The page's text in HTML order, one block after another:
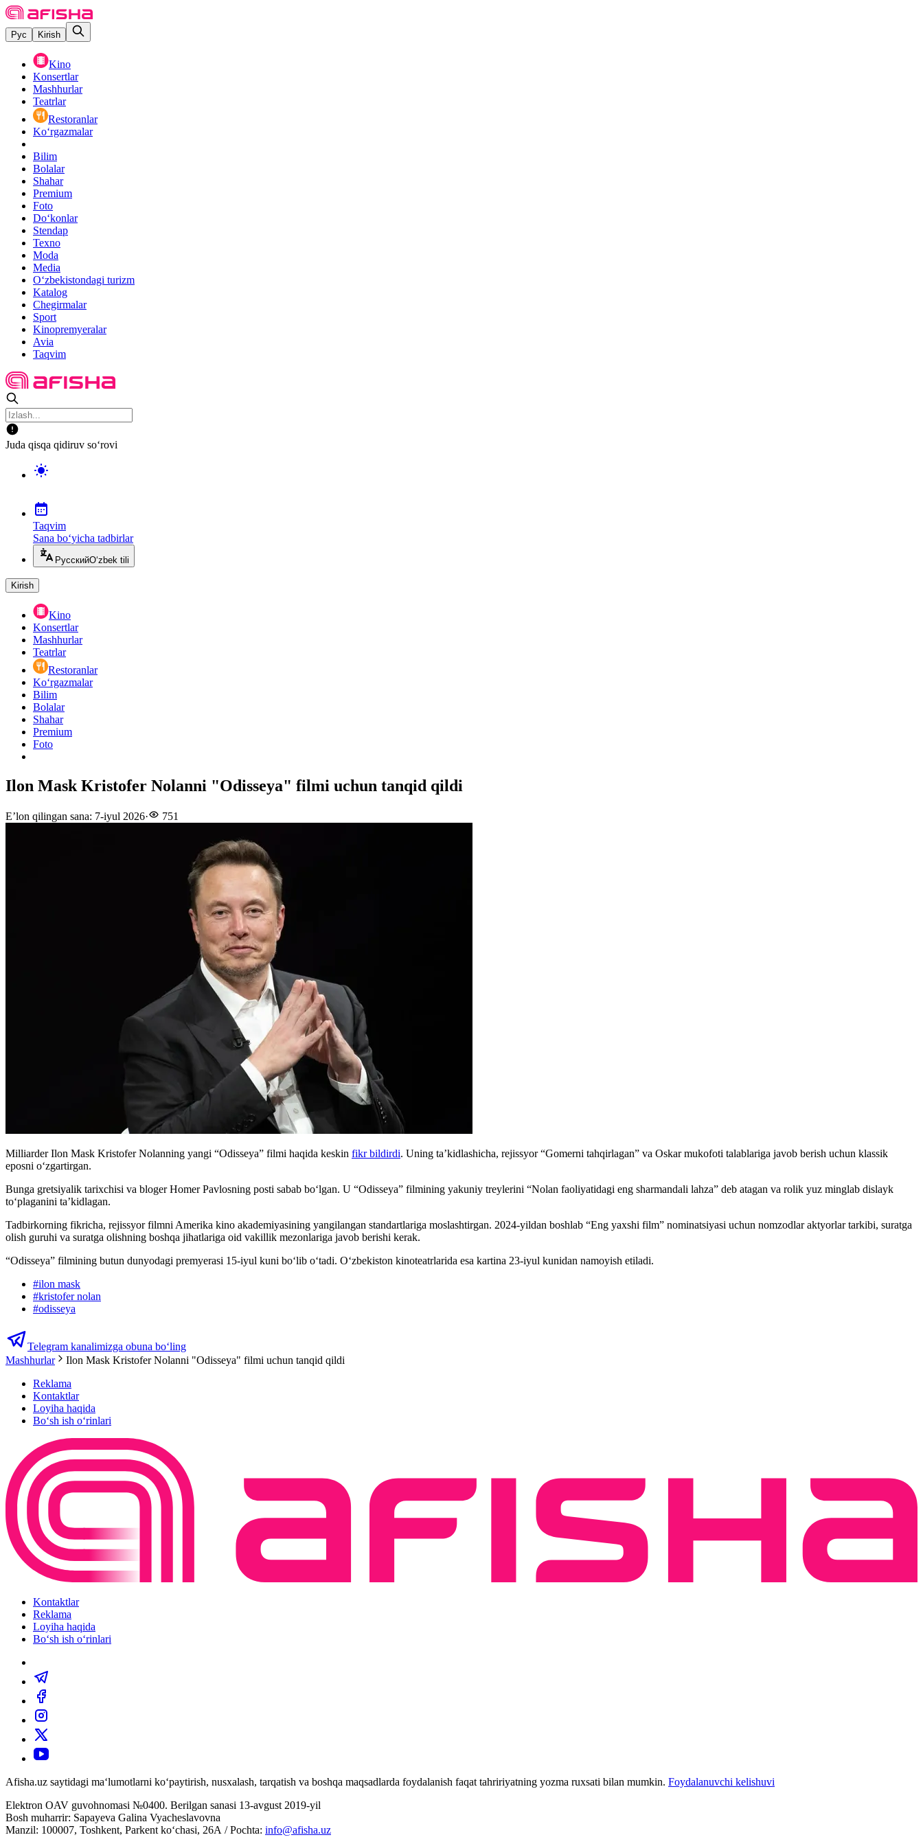
Рус Kirish
Kino
Konsertlar
Mashhurlar
Teatrlar
Restoranlar
Ko‘rgazmalar
Bilim
Bolalar
Shahar
Premium
Foto
Do‘konlar
Stendap
Texno
Moda
Media
O‘zbekistondagi turizm
Katalog
Chegirmalar
Sport
Kinopremyeralar
Avia
Taqvim
Juda qisqa qidiruv so‘rovi
Taqvim
Sana bo‘yicha tadbirlar
РусскийO‘zbek tili
Kirish
Kino
Konsertlar
Mashhurlar
Teatrlar
Restoranlar
Ko‘rgazmalar
Bilim
Bolalar
Shahar
Premium
Foto
Ilon Mask Kristofer Nolanni "Odisseya" filmi uchun tanqid qildi
E’lon qilingan sana: 7-iyul 2026· 751
Milliarder Ilon Mask Kristofer Nolanning yangi “Odisseya” filmi haqida keskin fikr bildirdi. Uning ta’kidlashicha, rejissyor “Gomerni tahqirlagan” va Oskar mukofoti talablariga javob berish uchun klassik
eposni o‘zgartirgan.
Bunga gretsiyalik tarixchisi va bloger Homer Pavlosning posti sabab bo‘lgan. U “Odisseya” filmining yakuniy treylerini “Nolan faoliyatidagi eng sharmandali lahza” deb atagan va rolik yuz minglab dislayk
to‘plaganini ta’kidlagan.
Tadbirkorning fikricha, rejissyor filmni Amerika kino akademiyasining yangilangan standartlariga moslashtirgan. 2024-yildan boshlab “Eng yaxshi film” nominatsiyasi uchun nomzodlar aktyorlar tarkibi, suratga
olish guruhi va suratga olishning boshqa jihatlariga oid vakillik mezonlariga javob berishi kerak.
“Odisseya” filmining butun dunyodagi premyerasi 15-iyul kuni boʻlib oʻtadi. Oʻzbekiston kinoteatrlarida esa kartina 23-iyul kunidan namoyish etiladi.
#ilon mask
#kristofer nolan
#odisseya
Telegram kanalimizga obuna bo‘ling
Mashhurlar
Ilon Mask Kristofer Nolanni "Odisseya" filmi uchun tanqid qildi
Reklama
Kontaktlar
Loyiha haqida
Bo‘sh ish o‘rinlari
Kontaktlar
Reklama
Loyiha haqida
Bo‘sh ish o‘rinlari
Afisha.uz saytidagi ma‘lumotlarni ko‘paytirish, nusxalash, tarqatish va boshqa maqsadlarda foydalanish faqat tahririyatning yozma ruxsati bilan mumkin. Foydalanuvchi kelishuvi
Elektron OAV guvohnomasi №0400. Berilgan sanasi 13-avgust 2019-yil
Bosh muharrir: Sapayeva Galina Vyacheslavovna
Manzil: 100007, Toshkent, Parkent ko‘chasi, 26А / Pochta: info@afisha.uz